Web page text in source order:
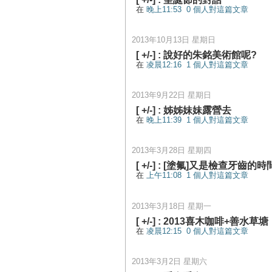
在 晚上11:53 0 個人對這篇文章
2013年10月13日 星期日
[+/-] : 說好的朱銘美術館呢?
在 凌晨12:16 1 個人對這篇文章
2013年9月22日 星期日
[+/-] : 姊姊妹妹露營去
在 晚上11:39 1 個人對這篇文章
2013年3月28日 星期四
[+/-] : [塗氟]又是檢查牙齒的時
在 上午11:08 1 個人對這篇文章
2013年3月18日 星期一
[+/-] : 2013喜木咖啡+善水草塘
在 凌晨12:15 0 個人對這篇文章
2013年3月2日 星期六